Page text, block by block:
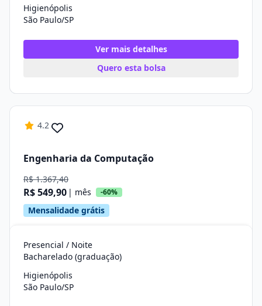
Higienópolis
São Paulo/SP
Ver mais detalhes
Quero esta bolsa
4.2
Engenharia da Computação
R$ 1.367,40
R$ 549,90 | mês -60%
Mensalidade grátis
Presencial / Noite
Bacharelado (graduação)
Higienópolis
São Paulo/SP